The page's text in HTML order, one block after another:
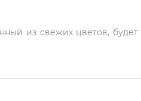
из свежих цветов,